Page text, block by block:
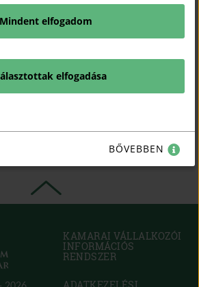
régió):Bihar
paraszt-jobbágy szoba bútorzata
nem adták meg a nyugodt fejlődés
második felétől a barokk válik
üveggyártók készítenek tükröket. Ezeket
A tiszta szobába helyezik el.
KAMARAI VÁLLALKOZÓI
INFORMÁCIÓS
RENDSZER(OPEN
NEW
Mindent elfogadom
elfogadása
BŐVEBBEN